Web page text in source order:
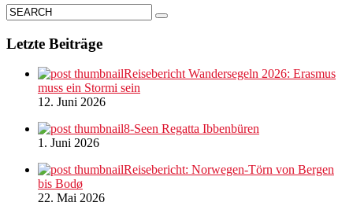
Letzte Beiträge
Reisebericht Wandersegeln 2026: Erasmus
muss ein Stormi sein
12. Juni 2026
8-Seen Regatta Ibbenbüren
1. Juni 2026
Reisebericht: Norwegen-Törn von Bergen
bis Bodø
22. Mai 2026